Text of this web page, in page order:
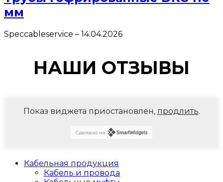
мм
Speccableservice – 14.04.2026
НАШИ ОТЗЫВЫ
Показ виджета приостановлен, продлить.
Сделано на
Кабельная продукция
Кабель и провода